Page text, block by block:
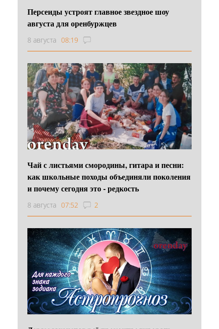
Персеиды устроят главное звездное шоу
августа для оренбуржцев
8 августа 08:19
Чай с листьями смородины, гитара и песни:
как школьные походы объединяли поколения
и почему сегодня это - редкость
8 августа 07:52 2